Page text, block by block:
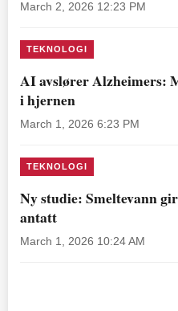
March 2, 2026 12:23 PM
TEKNOLOGI
AI avslører Alzheimers:
i hjernen
March 1, 2026 6:23 PM
TEKNOLOGI
Ny studie: Smeltevann
antatt
March 1, 2026 10:24 AM